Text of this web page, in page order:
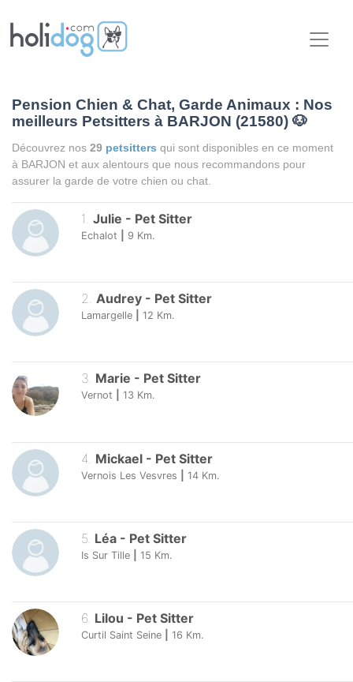
Pension Chien & Chat, Garde Animaux : Nos
meilleurs Petsitters à BARJON (21580) 🐶
Découvrez nos 29 petsitters qui sont disponibles en ce moment
à BARJON et aux alentours que nous recommandons pour
assurer la garde de votre chien ou chat.
1. Julie - Pet Sitter
Echalot 9 Km.
2. Audrey - Pet Sitter
Lamargelle 12 Km.
3. Marie - Pet Sitter
Vernot 13 Km.
4 Mickael - Pet Sitter
Vernois Les Vesvres 14 Km.
5 Léa - Pet Sitter
Is Sur Tille 15 Km.
6. Lilou - Pet Sitter
Curtil Saint Seine 16 Km.